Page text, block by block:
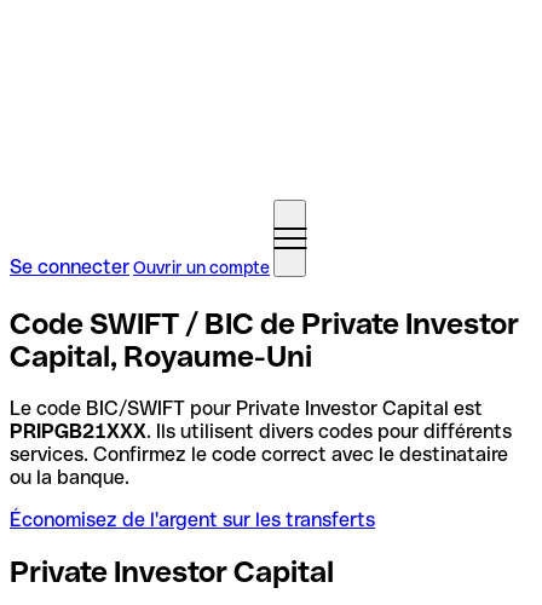
Se connecterOuvrir un compte
Code SWIFT / BIC de Private Investor
Capital, Royaume-Uni
Le code BIC/SWIFT pour Private Investor Capital est
PRIPGB21XXX. Ils utilisent divers codes pour différents
services. Confirmez le code correct avec le destinataire
ou la banque.
Économisez de l'argent sur les transferts
Private Investor Capital